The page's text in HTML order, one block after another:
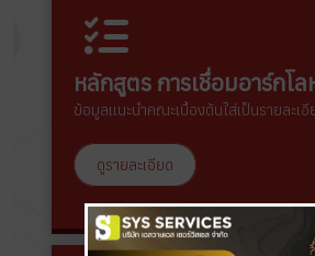
หลักสูตร การเชื่อมอาร์กโ
ข้อมูลแนะนำคณะเบื้องต้นใส่เป็นรายละเ
ดูรายละเอียด